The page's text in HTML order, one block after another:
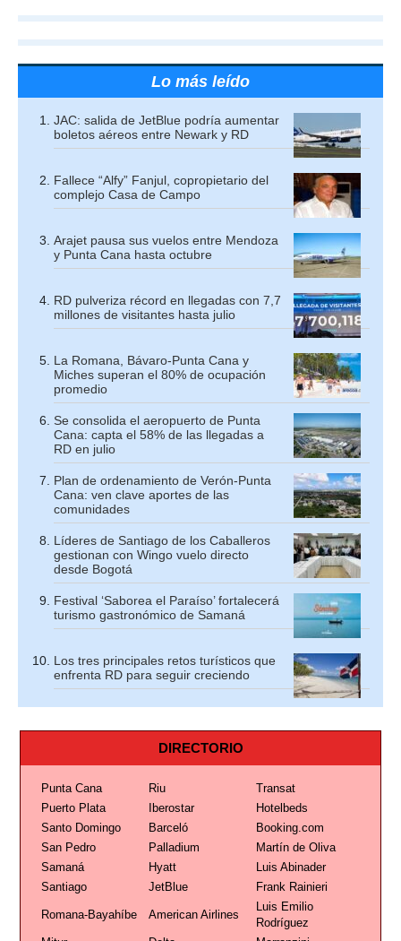
Lo más leído
JAC: salida de JetBlue podría aumentar
boletos aéreos entre Newark y RD
Fallece “Alfy” Fanjul, copropietario del
complejo Casa de Campo
Arajet pausa sus vuelos entre Mendoza
y Punta Cana hasta octubre
RD pulveriza récord en llegadas con 7,7
millones de visitantes hasta julio
La Romana, Bávaro-Punta Cana y
Miches superan el 80% de ocupación
promedio
Se consolida el aeropuerto de Punta
Cana: capta el 58% de las llegadas a
RD en julio
Plan de ordenamiento de Verón-Punta
Cana: ven clave aportes de las
comunidades
Líderes de Santiago de los Caballeros
gestionan con Wingo vuelo directo
desde Bogotá
Festival ‘Saborea el Paraíso’ fortalecerá
turismo gastronómico de Samaná
Los tres principales retos turísticos que
enfrenta RD para seguir creciendo
DIRECTORIO
Punta Cana Riu
Transat
Puerto Plata
Iberostar
Hotelbeds
Santo Domingo
Barceló
Booking.com
San Pedro
Palladium
Martín de Oliva
Samaná
Hyatt
Luis Abinader
Santiago
JetBlue Frank Rainieri
Romana-Bayahíbe American Airlines
Luis Emilio
Rodríguez